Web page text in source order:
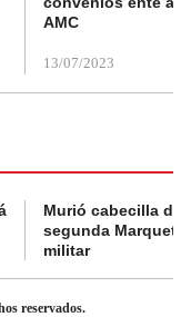
AMC
13/07/2023
Murió cabecilla de
segunda
militar
reservados.